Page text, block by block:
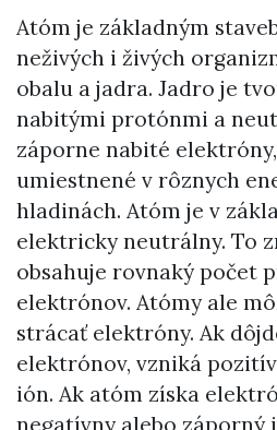
Atóm je základným
neživých i živých
obalu a jadra. Jadro je
nabitými protónmi a
záporne nabité
umiestnené v rôznych
hladinách. Atóm je v
elektricky neutrálny. To
obsahuje rovnaký počet
elektrónov. Atómy ale
strácať elektróny. Ak
elektrónov, vzniká
ión. Ak atóm získa
negatívny alebo záporný